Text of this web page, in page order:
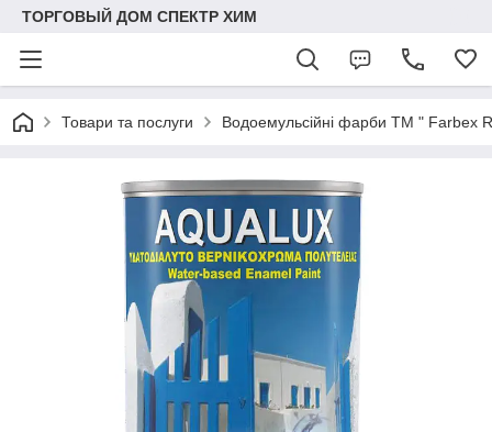
ТОРГОВЫЙ ДОМ СПЕКТР ХИМ
Товари та послуги Водоемульсійні фарби ТМ " Farbex R